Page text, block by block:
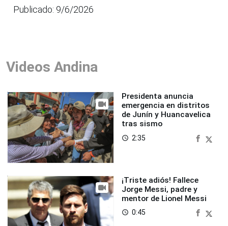
Publicado: 9/6/2026
Videos Andina
Presidenta anuncia
emergencia en distritos
de Junín y Huancavelica
tras sismo
access_time 2:35
¡Triste adiós! Fallece
Jorge Messi, padre y
mentor de Lionel Messi
access_time 0:45